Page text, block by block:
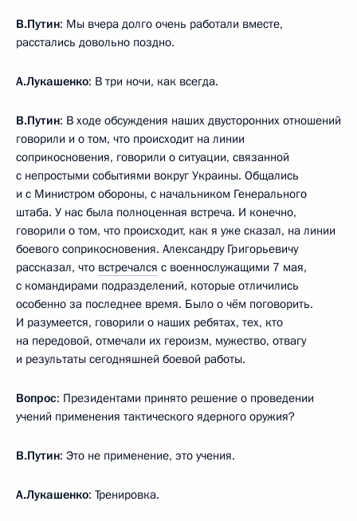
В.Путин: Мы вчера долго очень работали вместе,
расстались довольно поздно.
А.Лукашенко: В три ночи, как всегда.
В.Путин: В ходе обсуждения наших двусторонних отношений
говорили и о том, что происходит на линии
соприкосновения, говорили о ситуации, связанной
с непростыми событиями вокруг Украины. Общались
и с Министром обороны, с начальником Генерального
штаба. У нас была полноценная встреча. И конечно,
говорили о том, что происходит, как я уже сказал, на линии
боевого соприкосновения. Александру Григорьевичу
рассказал, что встречался с военнослужащими 7 мая,
с командирами подразделений, которые отличились
особенно за последнее время. Было о чём поговорить.
И разумеется, говорили о наших ребятах, тех, кто
на передовой, отмечали их героизм, мужество, отвагу
и результаты сегодняшней боевой работы.
Вопрос: Президентами принято решение о проведении
учений применения тактического ядерного оружия?
В.Путин: Это не применение, это учения.
А.Лукашенко: Тренировка.